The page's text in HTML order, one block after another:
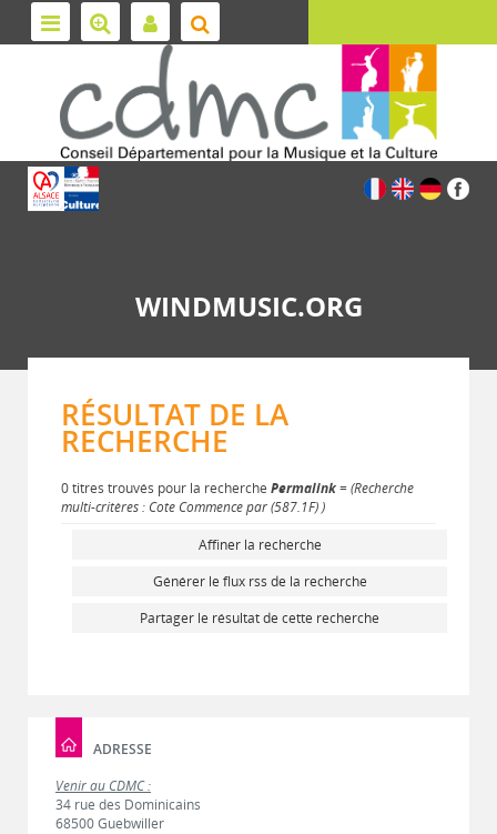
WINDMUSIC.ORG
RÉSULTAT DE LA
RECHERCHE
0 titres trouvés pour la recherche Permalink= (Recherche
multi-critères : Cote Commence par (587.1F) )
Affiner la recherche
Générer le flux rss de la recherche
Partager le résultat de cette recherche
ADRESSE
Venir au CDMC :
34 rue des Dominicains
68500 Guebwiller